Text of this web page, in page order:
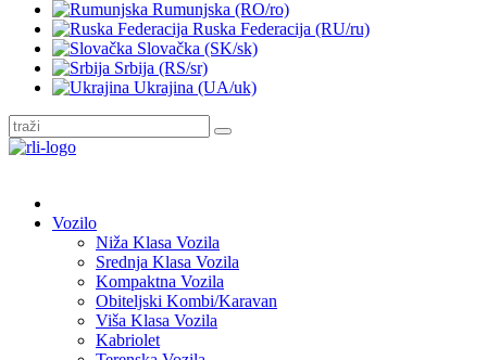
Rumunjska (RO/ro)
Ruska Federacija (RU/ru)
Slovačka (SK/sk)
Srbija (RS/sr)
Ukrajina (UA/uk)
Vozilo
Niža Klasa Vozila
Srednja Klasa Vozila
Kompaktna Vozila
Obiteljski Kombi/Karavan
Viša Klasa Vozila
Kabriolet